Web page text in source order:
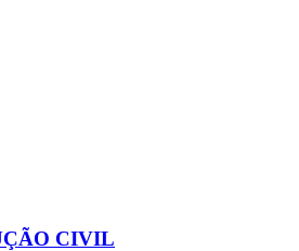
CIVIL